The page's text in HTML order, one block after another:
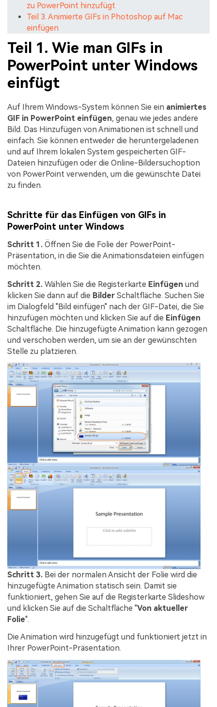
zu PowerPoint hinzufügt
Teil 3. Animierte GIFs in Photoshop auf Mac
einfügen
Teil 1. Wie man GIFs in
PowerPoint unter Windows
einfügt
Auf Ihrem Windows-System können Sie ein animiertes
GIF in PowerPoint einfügen, genau wie jedes andere
Bild. Das Hinzufügen von Animationen ist schnell und
einfach. Sie können entweder die heruntergeladenen
und auf Ihrem lokalen System gespeicherten GIF-
Dateien hinzufügen oder die Online-Bildersuchoption
von PowerPoint verwenden, um die gewünschte Datei
zu finden.
Schritte für das Einfügen von GIFs in
PowerPoint unter Windows
Schritt 1. Öffnen Sie die Folie der PowerPoint-
Präsentation, in die Sie die Animationsdateien einfügen
möchten.
Schritt 2. Wählen Sie die Registerkarte Einfügen und
klicken Sie dann auf die Bilder Schaltfläche. Suchen Sie
im Dialogfeld "Bild einfügen" nach der GIF-Datei, die Sie
hinzufügen möchten und klicken Sie auf die Einfügen
Schaltfläche. Die hinzugefügte Animation kann gezogen
und verschoben werden, um sie an der gewünschten
Stelle zu platzieren.
Schritt 3. Bei der normalen Ansicht der Folie wird die
hinzugefügte Animation statisch sein. Damit sie
funktioniert, gehen Sie auf die Registerkarte Slideshow
und klicken Sie auf die Schaltfläche "Von aktueller
Folie".
Die Animation wird hinzugefügt und funktioniert jetzt in
Ihrer PowerPoint-Präsentation.